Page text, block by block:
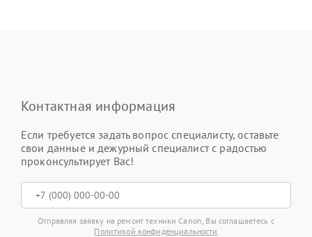
Контактная информация
Если требуется задать вопрос специалисту, оставьте
свои данные и дежурный специалист с радостью
проконсультирует Вас!
Отправляя заявку на ремонт техники Canon, Вы соглашаетесь с
Политикой конфиденциальности